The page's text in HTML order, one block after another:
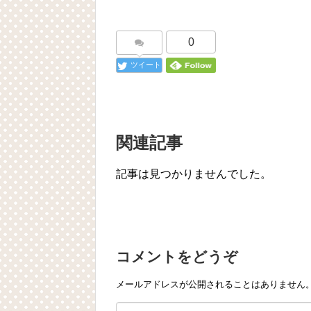
ツイート
0
関連記事
記事は見つかりませんでした。
コメントをどうぞ
メールアドレスが公開されることはありません。